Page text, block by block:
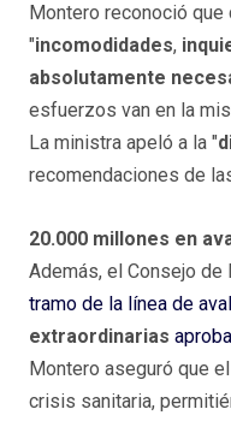
Montero reconoció que
"incomodidades,
absolutamente
esfuerzos van en la
La ministra apeló a la "
recomendaciones de
20.000 millones en
Además, el Consejo de
tramo de la línea de
extraordinarias
Montero aseguró que
crisis sanitaria,